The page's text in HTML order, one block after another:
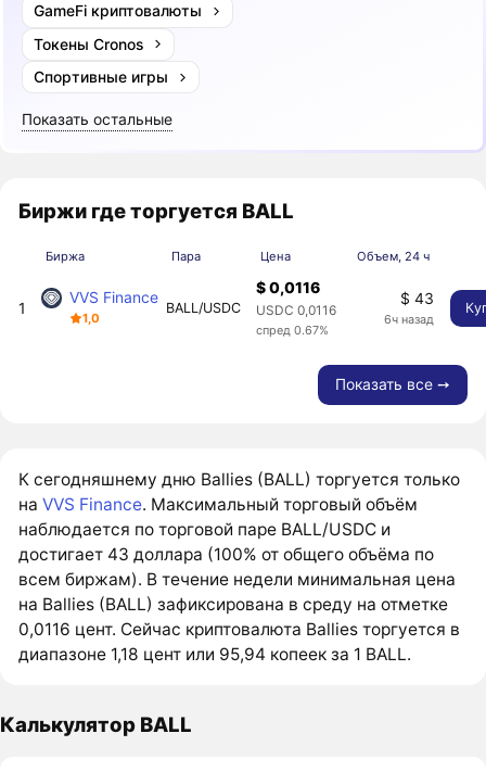
GameFi криптовалюты
Токены Cronos
Спортивные игры
Показать остальные
Биржи где торгуется BALL
Биржа Пара Цена Объем, 24 ч
1
VVS Finance
1,0
BALL/USDC
$ 0,0116
USDC 0,0116
спред 0.67%
$ 43
6ч назад
Показать все ➙
К сегодняшнему дню Ballies (BALL) торгуется только
наVVS Finance. Максимальный торговый объём
наблюдается по торговой паре BALL/USDC и
достигает 43 доллара (100% от общего объёма по
всем биржам). В течение недели минимальная цена
на Ballies (BALL) зафиксирована в среду на отметке
0,0116 цент. Сейчас криптовалюта Ballies торгуется в
диапазоне 1,18 цент или 95,94 копеек за 1 BALL.
Калькулятор BALL